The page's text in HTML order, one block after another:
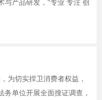
与产品研发，“专业 专注 创
为切实捍卫消费者权益，
单位开展全面搜证调查，